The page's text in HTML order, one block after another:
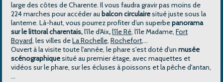
large des côtes de Charente. Il vous faudra gravir pas moins de
224 marches pour accéder au balcon circulairesitué juste sous la
lanterne. Là-haut, vous pourrez profiter d’un superbepanorama
sur le littoral charentais,l'île d'Aix,l'île Ré, l'île Madame,Fort
Boyard, les villes deLa Rochelle,Rochefort,...
Ouvert à la visite toute l'année, le phare s'est doté d'unmusée
scénographiquesitué au premier étage, avec maquettes et
vidéos sur le phare, sur les écluses à poissons et la pêche d'antan,
...